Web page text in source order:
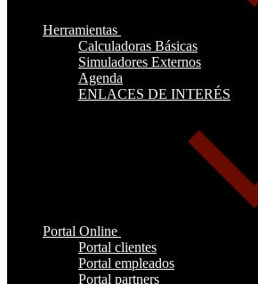
Herramientas
Calculadoras Básicas
Simuladores Externos
Agenda
ENLACES DE INTERÉS
Portal Online
Portal clientes
Portal empleados
Portal partners